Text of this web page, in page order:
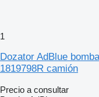
1
Dozator AdBlue
1819798R camión
Precio a consultar